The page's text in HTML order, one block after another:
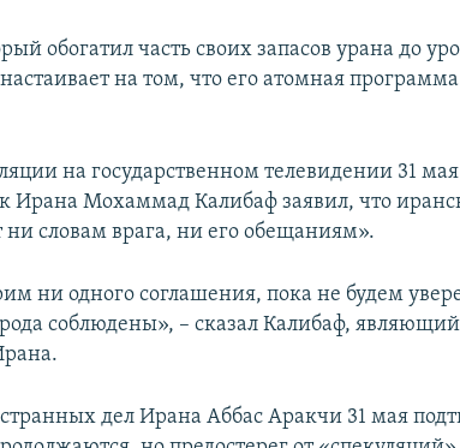
обогатил часть своих запасов урана до
на том, что его атомная
на государственном телевидении 31
Ирана Мохаммад Калибаф заявил, что
ни словам врага, ни его обещаниям».
ни одного соглашения, пока не будем
соблюдены», – сказал Калибаф,
дел Ирана Аббас Аракчи 31 мая